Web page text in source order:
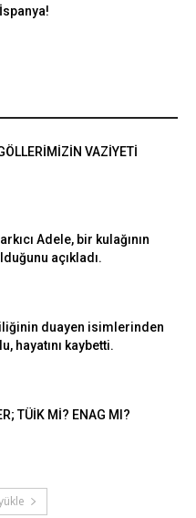
İspanya!
VAZİYETİ
Adele, bir kulağının
açıkladı.
duayen isimlerinden
hayatını kaybetti.
TÜİK Mİ? ENAG MI?